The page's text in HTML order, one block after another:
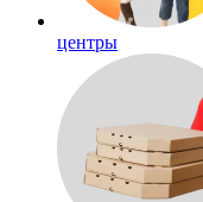
центры